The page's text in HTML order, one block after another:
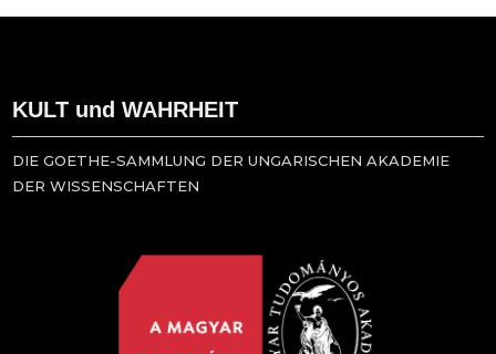
KULT und WAHRHEIT
DIE GOETHE-SAMMLUNG DER UNGARISCHEN AKADEMIE
DER WISSENSCHAFTEN